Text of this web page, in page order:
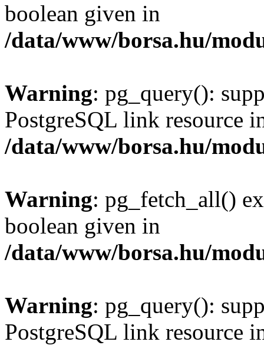
boolean given in
/data/www/borsa.hu/
Warning: pg_query():
PostgreSQL link resource
/data/www/borsa.hu/
Warning: pg_fetch_all()
boolean given in
/data/www/borsa.hu/
Warning: pg_query():
PostgreSQL link resource